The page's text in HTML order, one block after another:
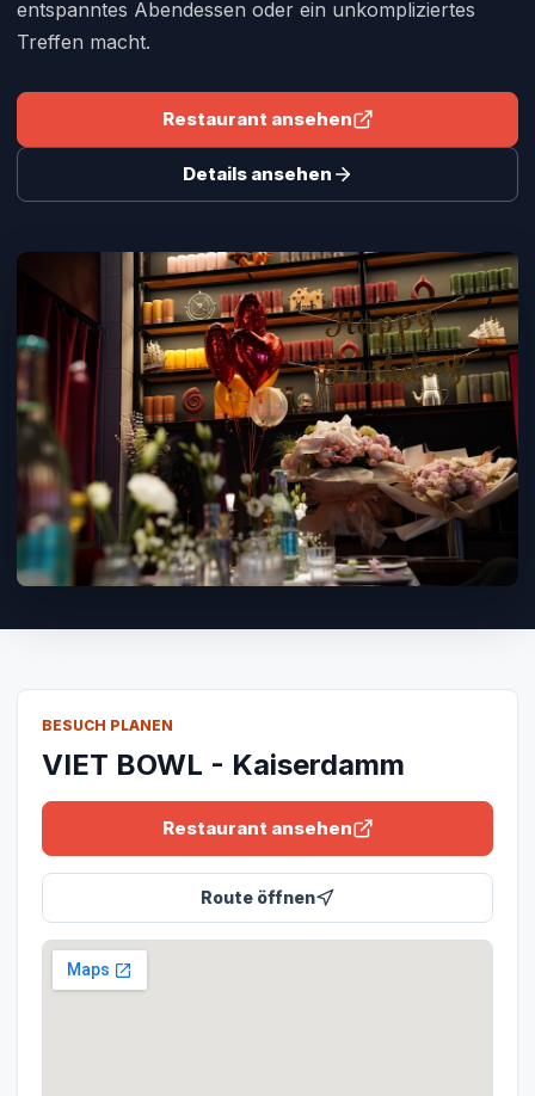
entspanntes Abendessen oder ein unkompliziertes
Treffen macht.
Restaurant ansehen
Details ansehen
BESUCH PLANEN
VIET BOWL - Kaiserdamm
Restaurant ansehen
Route öffnen